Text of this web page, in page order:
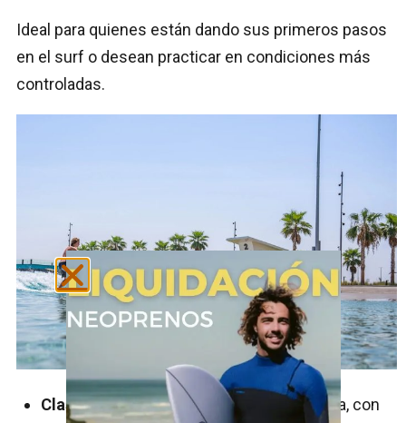
Ideal para quienes están dando sus primeros pasos
en el surf o desean practicar en condiciones más
controladas.
Clase grupal:AED 600 (155 €) por persona, con